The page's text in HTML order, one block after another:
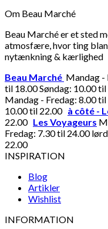
Om Beau Marché
Beau Marché er et sted
atmosfære, hvor ting
nytænkning & kærlighed
Beau Marché Mandag -
til 18.00 Søndag: 10.00
Mandag - Fredag: 8.00
10.00 til 22.00 à côté -
22.00 Les Voyageurs
Fredag: 7.30 til 24.00
22.00
INSPIRATION
Blog
Artikler
Wishlist
INFORMATION